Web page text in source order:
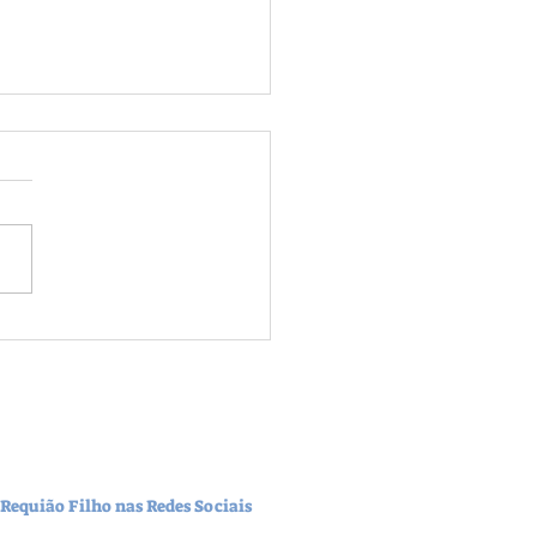
Filho nas Redes Sociais